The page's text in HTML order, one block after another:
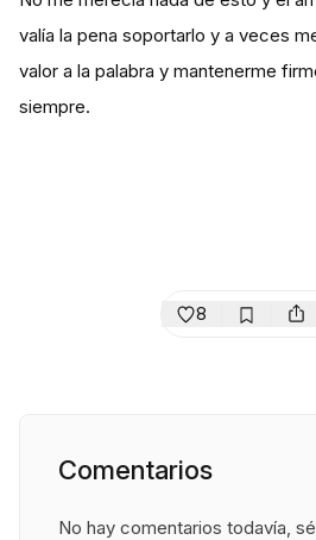
valía la pena soportarlo y a veces
valor a la palabra y mantenerme
siempre.
8
Comentarios
No hay comentarios todavía,